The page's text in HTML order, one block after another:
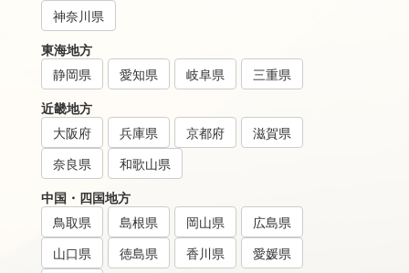
神奈川県
東海地方
静岡県
愛知県 岐阜県
三重県
近畿地方
大阪府
兵庫県 京都府
滋賀県
奈良県
和歌山県
中国・四国地方
鳥取県
島根県 岡山県
広島県
山口県
徳島県 香川県 愛媛県